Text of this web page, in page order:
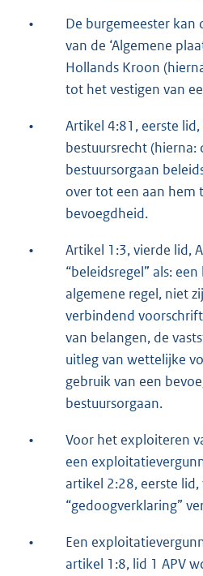
•
De burgemeester kan
van de ‘Algemene
Hollands Kroon
tot het vestigen van
•
Artikel 4:81, eerste
bestuursrecht
bestuursorgaan
over tot een aan hem
bevoegdheid.
•
Artikel 1:3, vierde lid,
“beleidsregel” als:
algemene regel, niet
verbindend
van belangen, de
uitleg van wettelijke
gebruik van een
bestuursorgaan.
•
Voor het exploiteren
een
artikel 2:28, eerste lid,
“gedoogverklaring”
•
Een
artikel 1:8, lid 1 APV